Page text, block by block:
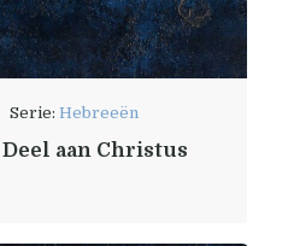
Serie:Hebreeën
Deel aan Christus